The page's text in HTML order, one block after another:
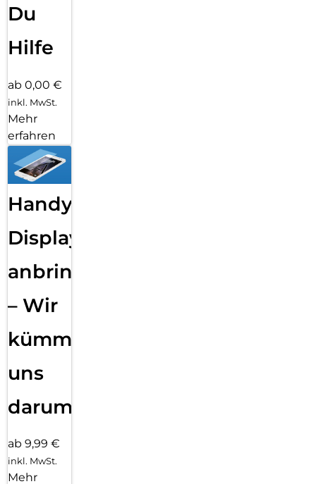
Du
Hilfe
ab 0,00 €
inkl. MwSt.
Mehr
erfahren
Handy
Displayfolie
anbringen
– Wir
kümmern
uns
darum!
ab 9,99 €
inkl. MwSt.
Mehr